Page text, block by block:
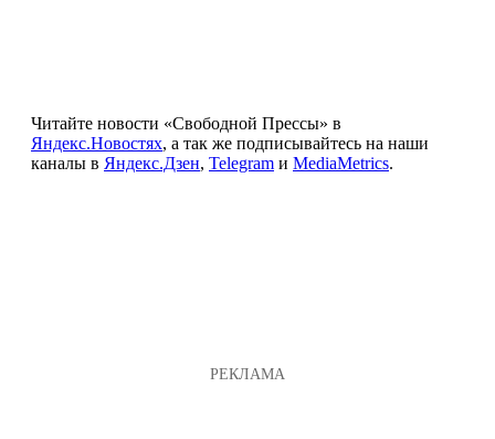
Читайте новости «Свободной Прессы» в
Яндекс.Новостях, а так же подписывайтесь на наши
каналы в Яндекс.Дзен, Telegram и MediaMetrics.